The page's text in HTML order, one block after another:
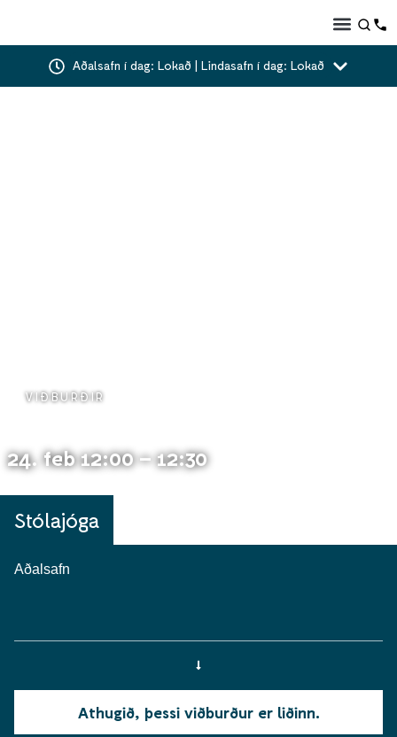
Aðalsafn í dag: Lokað | Lindasafn í dag: Lokað
VIÐBURÐIR
24. feb 12:00 – 12:30
Stólajóga
Aðalsafn
Athugið, þessi viðburður er liðinn.